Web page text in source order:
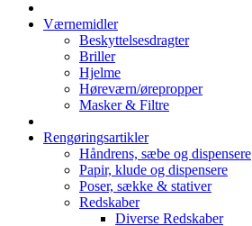
Værnemidler
Beskyttelsesdragter
Briller
Hjelme
Høreværn/ørepropper
Masker & Filtre
Rengøringsartikler
Håndrens, sæbe og dispensere
Papir, klude og dispensere
Poser, sække & stativer
Redskaber
Diverse Redskaber